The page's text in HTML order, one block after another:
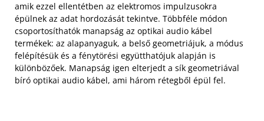
amik ezzel ellentétben az elektromos impulzusokra
épülnek az adat hordozását tekintve. Többféle módon
csoportosíthatók manapság az optikai audio kábel
termékek: az alapanyaguk, a belső geometriájuk, a módus
felépítésük és a fénytörési együtthatójuk alapján is
különbözőek. Manapság igen elterjedt a sík geometriával
bíró optikai audio kábel, ami három rétegből épül fel.